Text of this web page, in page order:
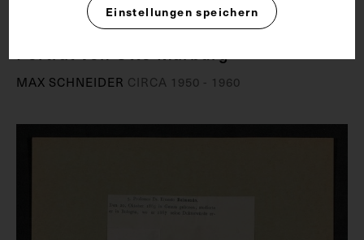
Porträt von Otto Marburg
MAX SCHNEIDER CIRCA 1950 - 1960
Einstellungen speichern